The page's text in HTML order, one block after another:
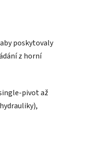
poskytovaly
z horní
pivot až